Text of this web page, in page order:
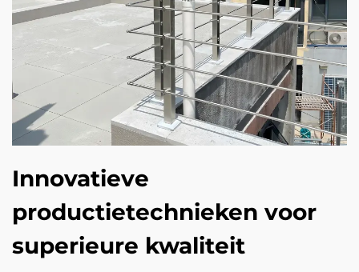
Innovatieve
productietechnieken voor
superieure kwaliteit